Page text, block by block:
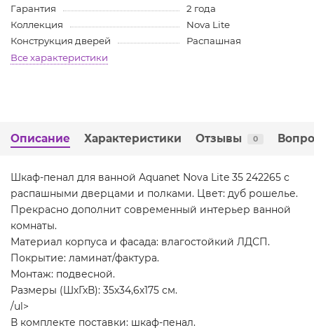
Гарантия
2 года
Коллекция
Nova Lite
Конструкция дверей
Распашная
Все характеристики
Описание Характеристики Отзывы 0
Шкаф-пенал для ванной Aquanet Nova Lite 35 242265 с
распашными дверцами и полками. Цвет: дуб рошелье.
Прекрасно дополнит современный интерьер ванной
комнаты.
Материал корпуса и фасада: влагостойкий ЛДСП.
Покрытие: ламинат/фактура.
Монтаж: подвесной.
Размеры (ШхГхВ): 35х34,6х175 см.
/ul>
В комплекте поставки: шкаф-пенал.